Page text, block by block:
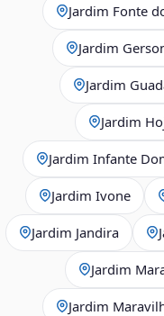
Jardim Fonte
Jardim
Jardim
Jardim
Jardim Infante
Jardim Ivone
Jardim Jandira
Jardim
Jardim